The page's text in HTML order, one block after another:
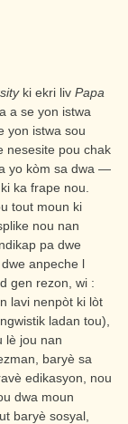
ki ekri liv Papa
a se yon istwa
yon istwa sou
nesesite pou chak
yo kòm sa dwa —
ka frape nou.
tout moun ki
nou nan
pa dwe
anpeche l
gen rezon, wi :
lavi nenpòt ki lòt
ladan tou),
lè jou nan
baryè sa
edikasyon, nou
dwa moun
baryè sosyal,